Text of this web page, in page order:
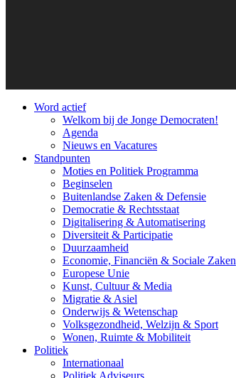
Word actief
Welkom bij de Jonge Democraten!
Agenda
Nieuws en Vacatures
Standpunten
Moties en Politiek Programma
Beginselen
Buitenlandse Zaken & Defensie
Democratie & Rechtsstaat
Digitalisering & Automatisering
Diversiteit & Participatie
Duurzaamheid
Economie, Financiën & Sociale Zaken
Europese Unie
Kunst, Cultuur & Media
Migratie & Asiel
Onderwijs & Wetenschap
Volksgezondheid, Welzijn & Sport
Wonen, Ruimte & Mobiliteit
Politiek
Internationaal
Politiek Adviseurs